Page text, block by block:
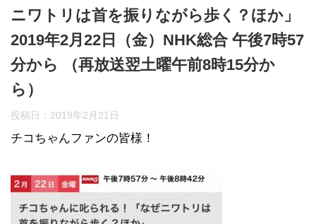
ニワトリは首を振りながら歩く？ほか」
2019年2月22日（金）NHK総合 午後7時57
分から （再放送翌土曜午前8時15分か
ら）
投稿日： 2019年2月21日
チコちゃんファンの皆様！